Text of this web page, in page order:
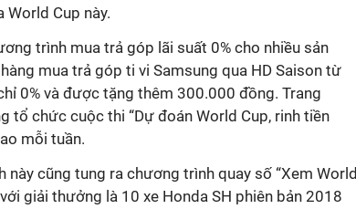
Cup này.
trình mua trả góp lãi suất 0% cho nhiều sản
mua trả góp ti vi Samsung qua HD Saison từ
0% và được tặng thêm 300.000 đồng. Trang
tổ chức cuộc thi “Dự đoán World Cup, rinh tiền
mỗi tuần.
này cũng tung ra chương trình quay số “Xem World
giải thưởng là 10 xe Honda SH phiên bản 2018